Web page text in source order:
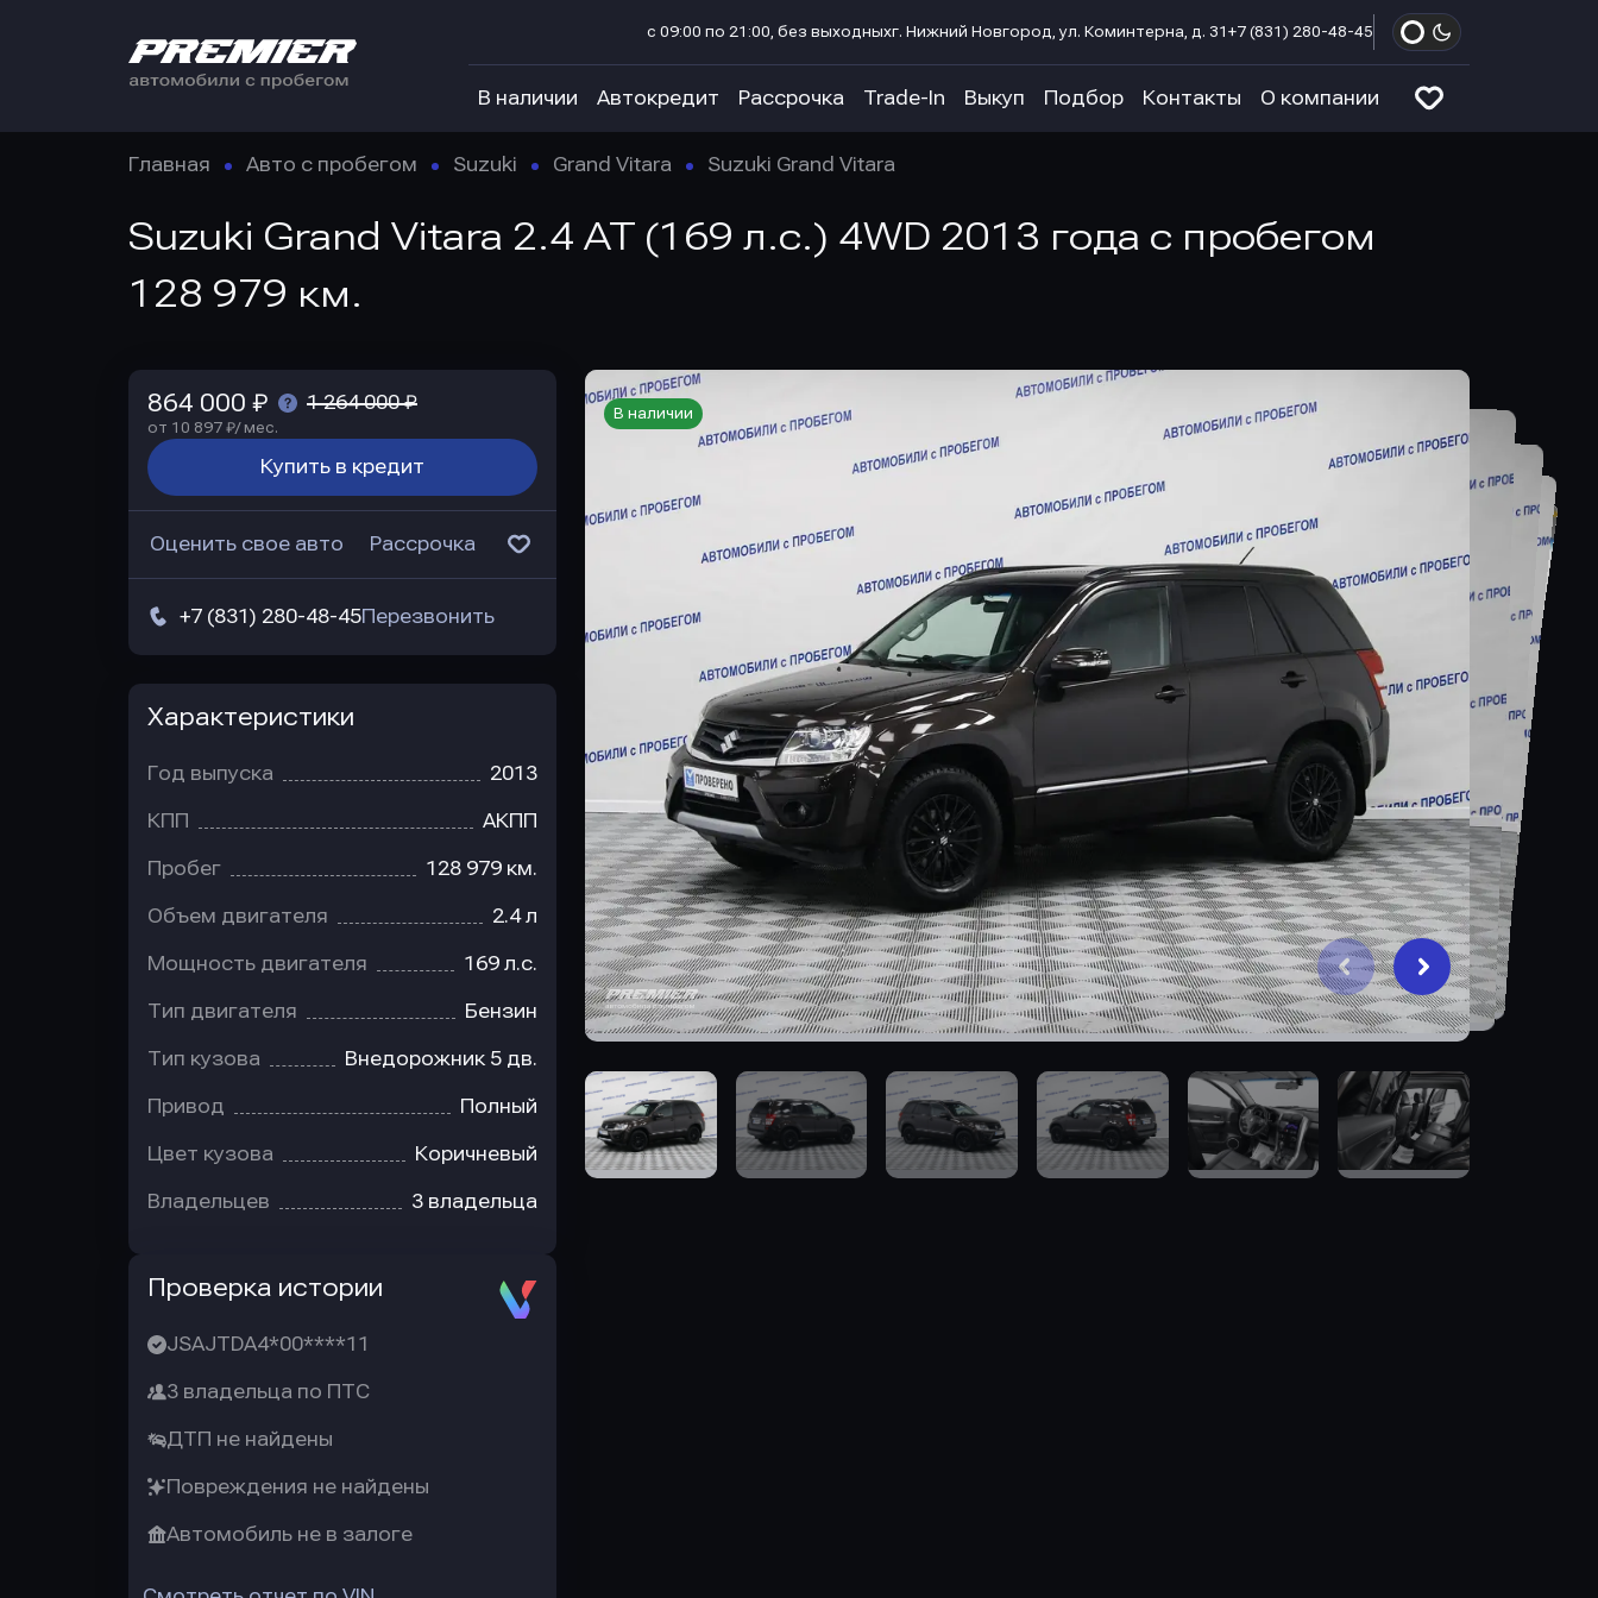
с 09:00 по 21:00, без выходныхг. Нижний Новгород, ул. Коминтерна, д. 31 +7 (831) 280-48-45
В наличии Автокредит Рассрочка Trade-In Выкуп Подбор Контакты О компании
Главная Авто с пробегом Suzuki Grand Vitara Suzuki Grand Vitara
Suzuki Grand Vitara 2.4 AT (169 л.с.) 4WD 2013 года с пробегом
128 979 км.
В наличии
864 000 ₽ 1 264 000 ₽
от 10 897 ₽/ мес.
Купить в кредит
Оценить свое авто Рассрочка
+7 (831) 280-48-45Перезвонить
Характеристики
Год выпуска 2013
КПП АКПП
Пробег 128 979 км.
Объем двигателя 2.4 л
Мощность двигателя 169 л.с.
Тип двигателя Бензин
Тип кузова Внедорожник 5 дв.
Привод Полный
Цвет кузова Коричневый
Владельцев 3 владельца
Проверка истории
JSAJTDA4*00****11
3 владельца по ПТС
ДТП не найдены
Повреждения не найдены
Автомобиль не в залоге